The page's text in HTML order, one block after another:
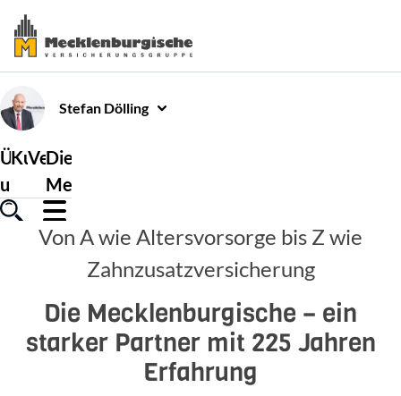
Stefan Dölling
Über
uns
Kundenservice
Versicherungen
Die
Mecklenburgische
Von A wie Altersvorsorge bis Z wie
Zahnzusatzversicherung
Die Mecklenburgische – ein
starker Partner mit 225 Jahren
Erfahrung